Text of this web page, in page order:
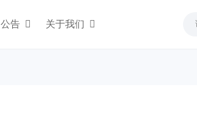
公告 关于我们